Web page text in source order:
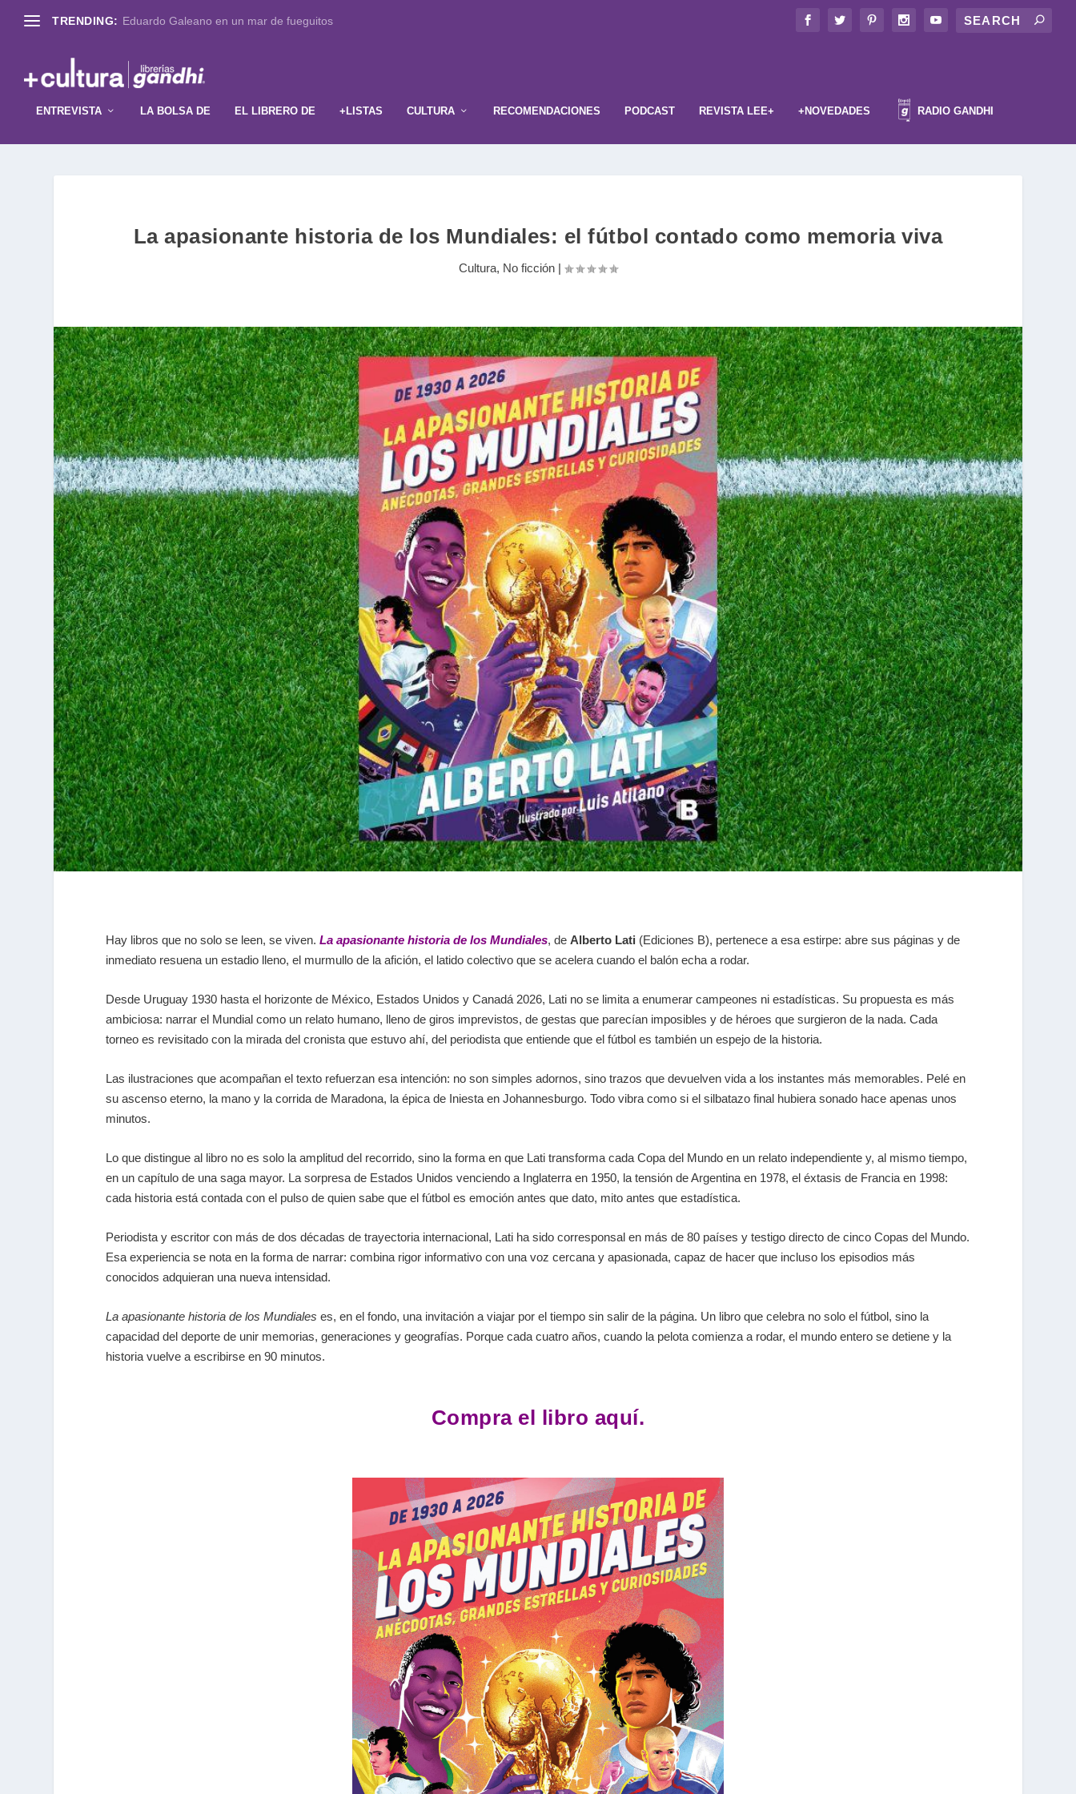
TRENDING: Eduardo Galeano en un mar de fueguitos
ENTREVISTA LA BOLSA DE EL LIBRERO DE +LISTAS CULTURA RECOMENDACIONES PODCAST REVISTA LEE+ +NOVEDADES RADIO GANDHI
La apasionante historia de los Mundiales: el fútbol contado como memoria viva
Cultura, No ficción |
Hay libros que no solo se leen, se viven. La apasionante historia de los Mundiales, de Alberto Lati (Ediciones B), pertenece a esa estirpe: abre sus páginas y de
inmediato resuena un estadio lleno, el murmullo de la afición, el latido colectivo que se acelera cuando el balón echa a rodar.
Desde Uruguay 1930 hasta el horizonte de México, Estados Unidos y Canadá 2026, Lati no se limita a enumerar campeones ni estadísticas. Su propuesta es más
ambiciosa: narrar el Mundial como un relato humano, lleno de giros imprevistos, de gestas que parecían imposibles y de héroes que surgieron de la nada. Cada
torneo es revisitado con la mirada del cronista que estuvo ahí, del periodista que entiende que el fútbol es también un espejo de la historia.
Las ilustraciones que acompañan el texto refuerzan esa intención: no son simples adornos, sino trazos que devuelven vida a los instantes más memorables. Pelé en
su ascenso eterno, la mano y la corrida de Maradona, la épica de Iniesta en Johannesburgo. Todo vibra como si el silbatazo final hubiera sonado hace apenas unos
minutos.
Lo que distingue al libro no es solo la amplitud del recorrido, sino la forma en que Lati transforma cada Copa del Mundo en un relato independiente y, al mismo tiempo,
en un capítulo de una saga mayor. La sorpresa de Estados Unidos venciendo a Inglaterra en 1950, la tensión de Argentina en 1978, el éxtasis de Francia en 1998:
cada historia está contada con el pulso de quien sabe que el fútbol es emoción antes que dato, mito antes que estadística.
Periodista y escritor con más de dos décadas de trayectoria internacional, Lati ha sido corresponsal en más de 80 países y testigo directo de cinco Copas del Mundo.
Esa experiencia se nota en la forma de narrar: combina rigor informativo con una voz cercana y apasionada, capaz de hacer que incluso los episodios más
conocidos adquieran una nueva intensidad.
La apasionante historia de los Mundiales es, en el fondo, una invitación a viajar por el tiempo sin salir de la página. Un libro que celebra no solo el fútbol, sino la
capacidad del deporte de unir memorias, generaciones y geografías. Porque cada cuatro años, cuando la pelota comienza a rodar, el mundo entero se detiene y la
historia vuelve a escribirse en 90 minutos.
Compra el libro aquí.